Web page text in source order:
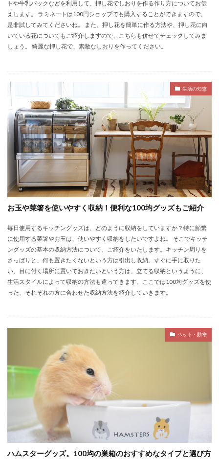
トや牛乳パックなどを利用して、押し花でしおりを作る作り方についてお伝
えします。 ラミネートは100円ショップでも購入することができますので、
是非試してみてくださいね。 また、押し花を簡単に作る方法や、押し花に向
いている花についてもご紹介しますので、こちらも併せてチェックしてみま
しょう。 綺麗な押し花で、素敵なしおりを作ってください。
生活の知恵
お玉や菜箸を使いやすく収納！便利な100均グッズもご紹介
毎日使用するキッチングッズは、どのように収納をしていますか？特に頻繁
に使用する菜箸やお玉は、使いやすく収納をしたいですよね。 そこでキッチ
ングッズの基本の収納方法について、ご紹介をいたします。キッチン周りを
さっぱりと、何も置きたくないという方は引出し収納。すぐに手に取りた
い、目に付く場所に置いておきたいという方は、立てる収納というように、
生活スタイルによって収納の方法も違ってきます。ここでは100均グッズを使
った、それぞれの方に合わせた収納方法を紹介していきます。
ペット・動物
ハムスターグッズ。100均の巣箱のおすすめなタイプと選び方